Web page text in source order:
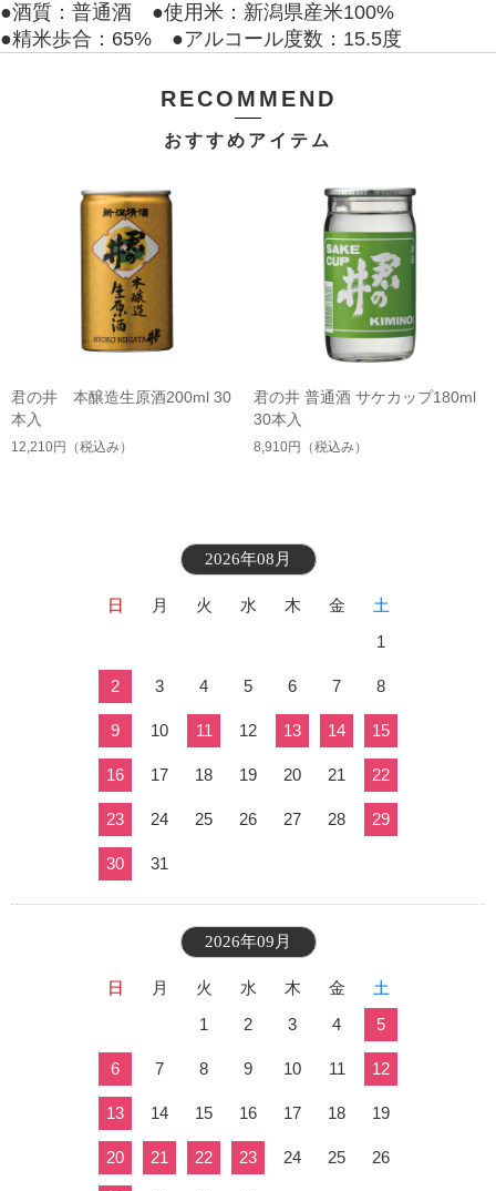
●酒質：普通酒 ●使用米：新潟県産米100%
●精米歩合：65% ●アルコール度数：15.5度
RECOMMEND
おすすめアイテム
君の井 本醸造生原酒200ml 30
本入
12,210円 （税込み）
君の井 普通酒 サケカップ180ml
30本入
8,910円 （税込み）
2026年08月
日 月 火 水 木 金
土
1
2 3 4 5 6 7 8
9 10 11 12 13 14 15
16 17 18 19 20 21 22
23 24 25 26 27 28 29
30 31
2026年09月
日 月 火 水 木 金
土
1
2 3 4 5
6 7 8 9 10 11 12
13 14 15 16 17 18 19
20 21 22 23 24 25 26